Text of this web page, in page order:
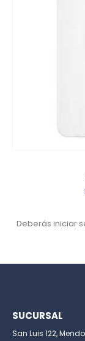
Deberás iniciar
SUCURSAL
San Luis 122,